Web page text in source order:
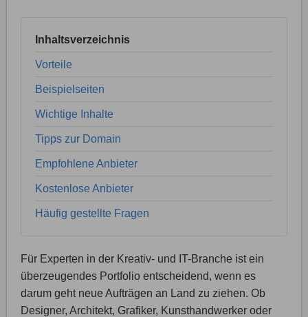
Inhaltsverzeichnis
Vorteile
Beispielseiten
Wichtige Inhalte
Tipps zur Domain
Empfohlene Anbieter
Kostenlose Anbieter
Häufig gestellte Fragen
Für Experten in der Kreativ- und IT-Branche ist ein
überzeugendes Portfolio entscheidend, wenn es
darum geht neue Aufträgen an Land zu ziehen. Ob
Designer, Architekt, Grafiker, Kunsthandwerker oder